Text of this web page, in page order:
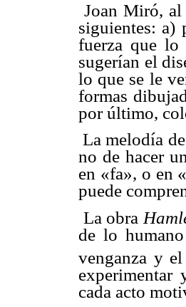
 Joan Miró,
siguientes: a)
fuerza que lo
sugerían el
lo que se le
formas
por último,
 La melodía
no de hacer
en «fa», o en
puede
 La obra
de lo
venganza y
experimentar
cada acto